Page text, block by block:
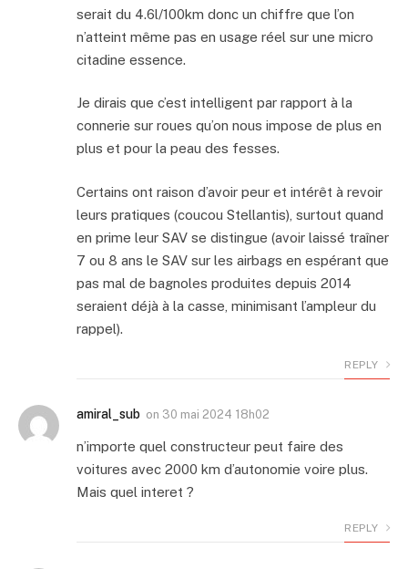
serait du 4.6l/100km donc un chiffre que l’on
n’atteint même pas en usage réel sur une micro
citadine essence.
Je dirais que c’est intelligent par rapport à la
connerie sur roues qu’on nous impose de plus en
plus et pour la peau des fesses.
Certains ont raison d’avoir peur et intérêt à revoir
leurs pratiques (coucou Stellantis), surtout quand
en prime leur SAV se distingue (avoir laissé traîner
7 ou 8 ans le SAV sur les airbags en espérant que
pas mal de bagnoles produites depuis 2014
seraient déjà à la casse, minimisant l’ampleur du
rappel).
REPLY
amiral_sub on 30 mai 2024 18h02
n’importe quel constructeur peut faire des
voitures avec 2000 km d’autonomie voire plus.
Mais quel interet ?
REPLY